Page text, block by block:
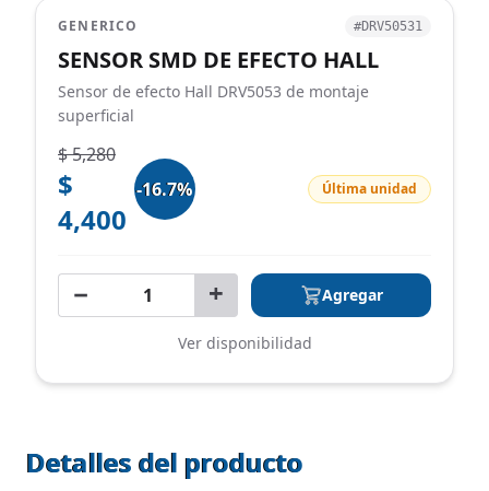
GENERICO #DRV50531
SENSOR SMD DE EFECTO HALL
Sensor de efecto Hall DRV5053 de montaje
superficial
$ 5,280
$
4,400
-16.7% Última unidad
− + Agregar
Ver disponibilidad
Detalles del producto